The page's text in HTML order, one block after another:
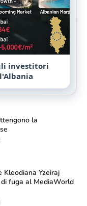
investitori
la
Kleodiana Yzeiraj
fuga al MediaWorld